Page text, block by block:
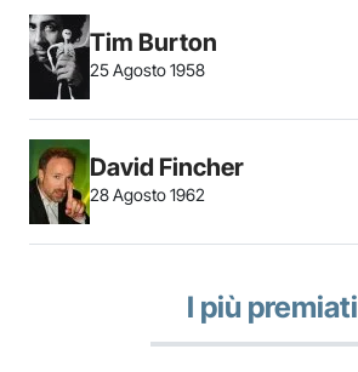
Tim Burton
25 Agosto 1958
David Fincher
28 Agosto 1962
I più premiati